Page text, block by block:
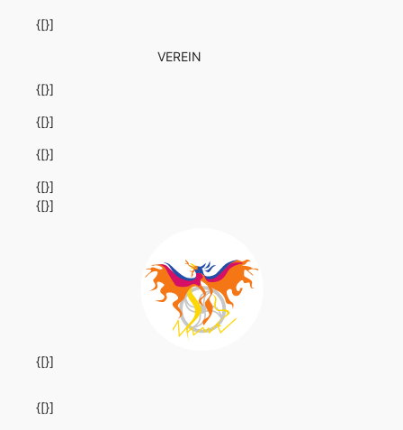
{[}]
{[}]
{[}]
{[}]
{[}]
{[}]
VEREIN
{[}]
{[}]